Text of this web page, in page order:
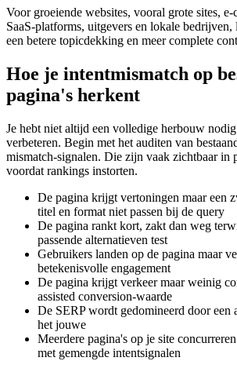
Voor groeiende websites, vooral grote sites, e-
SaaS-platforms, uitgevers en lokale bedrijven,
een betere topicdekking en meer complete
Hoe je intentmismatch op
pagina's herkent
Je hebt niet altijd een volledige herbouw
verbeteren. Begin met het auditen van
mismatch-signalen. Die zijn vaak zichtbaar in
voordat rankings instorten.
De pagina krijgt vertoningen maar een
titel en format niet passen bij de query
De pagina rankt kort, zakt dan weg
passende alternatieven test
Gebruikers landen op de pagina maar
betekenisvolle engagement
De pagina krijgt verkeer maar weinig
assisted conversion-waarde
De SERP wordt gedomineerd door een
het jouwe
Meerdere pagina's op je site
met gemengde intentsignalen